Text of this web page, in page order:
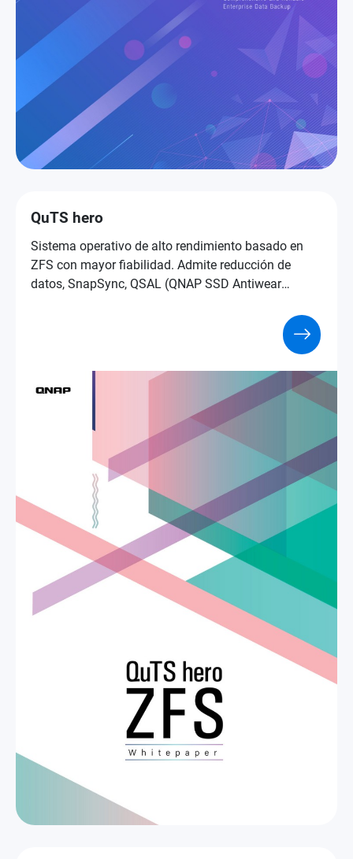
QuTS hero
Sistema operativo de alto rendimiento basado en
ZFS con mayor fiabilidad. Admite reducción de
datos, SnapSync, QSAL (QNAP SSD Antiwear